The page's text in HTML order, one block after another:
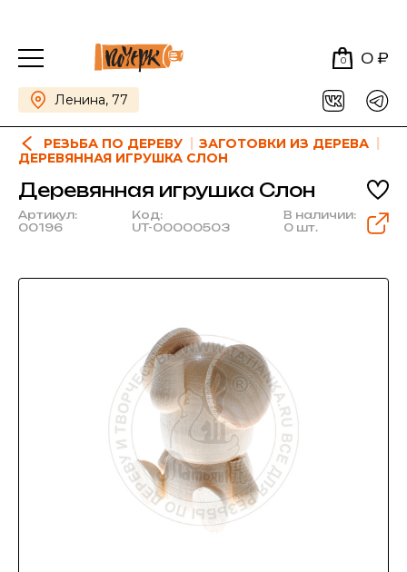
0 0 ₽
Ленина, 77
РЕЗЬБА ПО ДЕРЕВУ
ЗАГОТОВКИ ИЗ ДЕРЕВА
ДЕРЕВЯННАЯ ИГРУШКА СЛОН
Деревянная игрушка Слон
Артикул:
00196
Код:
UT-00000503
В наличии:
0 шт.